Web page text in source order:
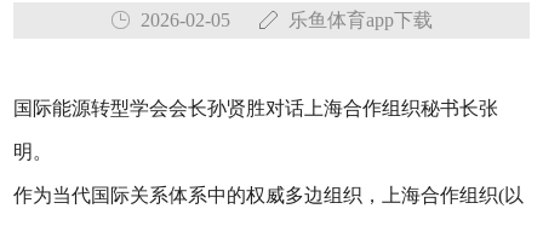
2026-02-05 乐鱼体育app下载
国际能源转型学会会长孙贤胜对话上海合作组织秘书长张
明。
作为当代国际关系体系中的权威多边组织，上海合作组织(以